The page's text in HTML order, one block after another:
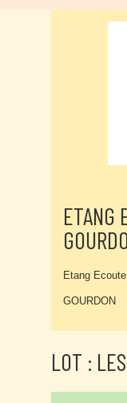
ETANG
Etang
GOURDON
LOT :